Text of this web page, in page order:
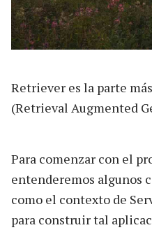
Retriever es la parte
(Retrieval Augmented
Para comenzar con el
entenderemos algunos
como el contexto de
para construir tal